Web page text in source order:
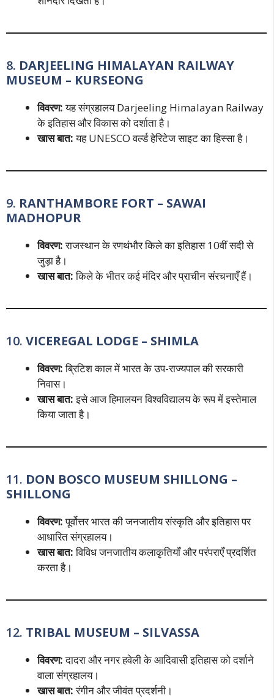
8. DARJEELING HIMALAYAN RAILWAY
MUSEUM – KURSEONG
विवरण:यह संग्रहालय Darjeeling Himalayan Railway
के इतिहास और विकास को दर्शाता है।
खास बात:यह UNESCO वर्ल्ड हेरिटेज साइट का हिस्सा है।
9. RANTHAMBORE FORT – SAWAI
MADHOPUR
विवरण:राजस्थान के रणथंभौर किले का इतिहास 10वीं सदी से
जुड़ा है।
खास बात:किले के भीतर कई मंदिर और प्राचीन संरचनाएँ हैं।
10. VICEREGAL LODGE – SHIMLA
विवरण:ब्रिटिश काल में भारत के उप-राज्यपाल की सरकारी
निवास।
खास बात:इसे आज हिमालयन विश्वविद्यालय के रूप में इस्तेमाल
किया जाता है।
11. DON BOSCO MUSEUM SHILLONG –
SHILLONG
विवरण:पूर्वोत्तर भारत की जनजातीय संस्कृति और इतिहास पर
आधारित संग्रहालय।
खास बात:विविध जनजातीय कलाकृतियाँ और परंपराएँ प्रदर्शित
करता है।
12. TRIBAL MUSEUM – SILVASSA
विवरण:दादरा और नगर हवेली के आदिवासी इतिहास को दर्शाने
वाला संग्रहालय।
खास बात:रंगीन और जीवंत प्रदर्शनी।